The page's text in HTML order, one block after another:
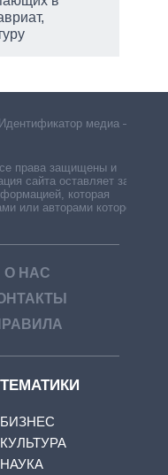
медиа –
права защищены и
сайта оставляет за
которая
или авторами которой
О НАС
ТЕМАТИКИ
БИЗНЕС
КУЛЬТУРА
НАУКА